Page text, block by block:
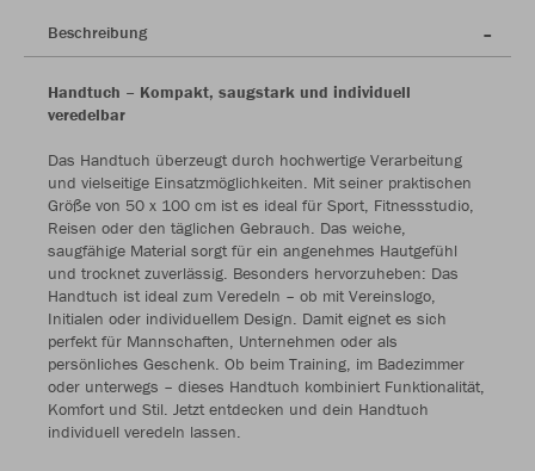
Beschreibung
Handtuch – Kompakt, saugstark und individuell
veredelbar
Das Handtuch überzeugt durch hochwertige Verarbeitung
und vielseitige Einsatzmöglichkeiten. Mit seiner praktischen
Größe von 50 x 100 cm ist es ideal für Sport, Fitnessstudio,
Reisen oder den täglichen Gebrauch. Das weiche,
saugfähige Material sorgt für ein angenehmes Hautgefühl
und trocknet zuverlässig. Besonders hervorzuheben: Das
Handtuch ist ideal zum Veredeln – ob mit Vereinslogo,
Initialen oder individuellem Design. Damit eignet es sich
perfekt für Mannschaften, Unternehmen oder als
persönliches Geschenk. Ob beim Training, im Badezimmer
oder unterwegs – dieses Handtuch kombiniert Funktionalität,
Komfort und Stil. Jetzt entdecken und dein Handtuch
individuell veredeln lassen.